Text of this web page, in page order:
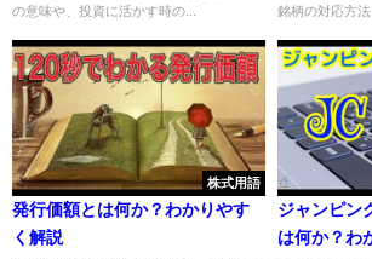
の意味や、投資に活かす時の...
銘柄の対応方法
株式用語
発行価額とは何か？わかりやす
く解説
ジャンピン
は何か？わ